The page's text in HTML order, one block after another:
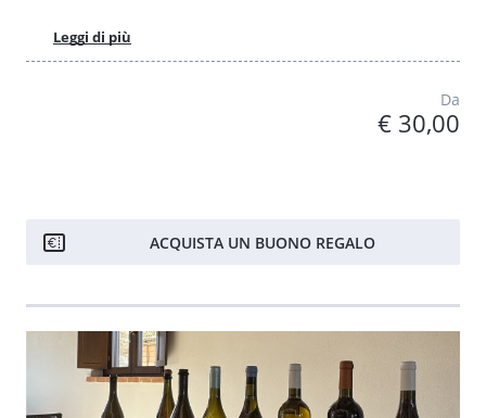
Leggi di più
Da
€ 30,00
ACQUISTA UN BUONO REGALO